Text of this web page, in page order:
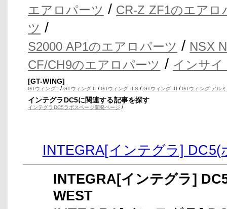
エアロパーツ / CR-Z ZF1のエアロ
ツ /
S2000 AP1のエアロパーツ / NSX
CF/CH9のエアロパーツ / インサ
[GT-WING]
GTウィング I /GTウィング II /GTウィング II S / GTウィング III /GTウィング アル
インテグラDC5に関連する記事を探す
インテグラDC5ラボスページ開発ページ /
INTEGRA[インテグラ]
INTEGRA[インテグラ]
WEST